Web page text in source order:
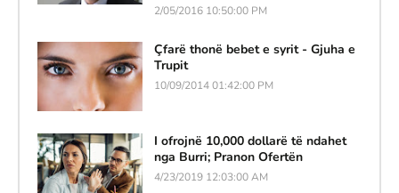
2/05/2016 10:50:00 PM
Çfarë thonë bebet e syrit - Gjuha e
Trupit
10/09/2014 01:42:00 PM
I ofrojnë 10,000 dollarë të ndahet
nga Burri; Pranon Ofertën
4/23/2019 12:03:00 AM